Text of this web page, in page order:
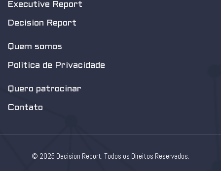
Executive Report
Decision Report
Quem somos
Política de Privacidade
Quero patrocinar
Contato
© 2025 Decision Report. Todos os Direitos Reservados.